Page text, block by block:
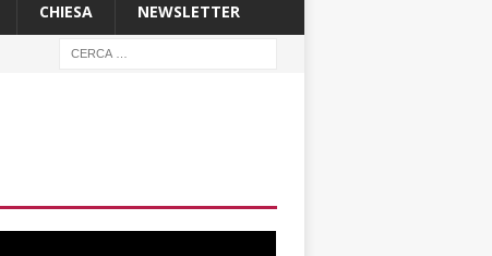
CHIESA NEWSLETTER